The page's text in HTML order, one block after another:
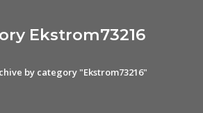
Ekstrom73216
by category "Ekstrom73216"